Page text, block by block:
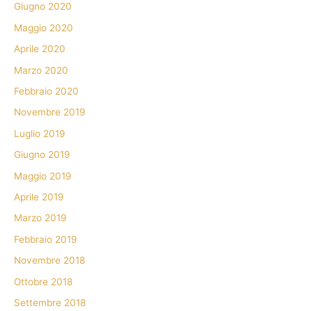
Giugno 2020
Maggio 2020
Aprile 2020
Marzo 2020
Febbraio 2020
Novembre 2019
Luglio 2019
Giugno 2019
Maggio 2019
Aprile 2019
Marzo 2019
Febbraio 2019
Novembre 2018
Ottobre 2018
Settembre 2018